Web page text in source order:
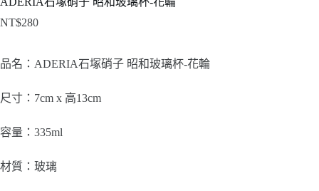
NT$280
品名：ADERIA石塚硝子 昭和玻璃杯-花輪
尺寸：7cm x 高13cm
容量：335ml
材質：玻璃